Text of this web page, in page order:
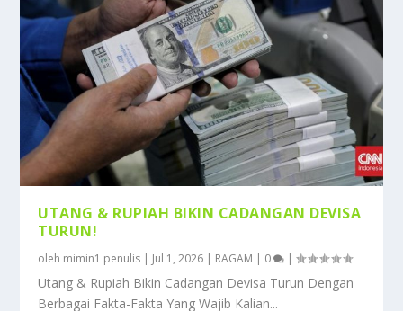
UTANG & RUPIAH BIKIN CADANGAN DEVISA
TURUN!
oleh mimin1 penulis | Jul 1, 2026 | RAGAM | 0 |
Utang & Rupiah Bikin Cadangan Devisa Turun Dengan
Berbagai Fakta-Fakta Yang Wajib Kalian...